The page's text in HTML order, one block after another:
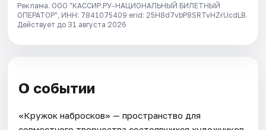
Реклама. ООО "КАССИР.РУ-НАЦИОНАЛЬНЫЙ БИЛЕТНЫЙ
ОПЕРАТОР", ИНН: 7841075409 erid: 25H8d7vbP8SRTvHZrUcdLB.
Действует до 31 августа 2026
О событии
«Кружок набросков» — пространство для